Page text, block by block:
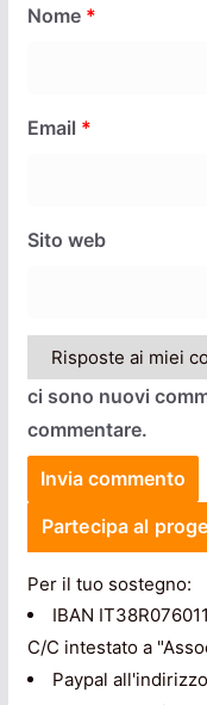
Nome *
Email *
Sito web
ci sono nuovi
commentare.
Partecipa al
Per il tuo sostegno:
IBAN
C/C intestato a
Paypal